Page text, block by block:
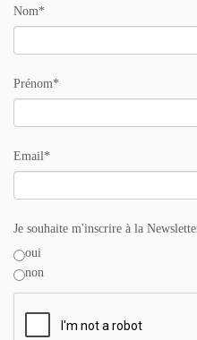
Nom*
Prénom*
Email*
Je souhaite m'inscrire à la
oui
non